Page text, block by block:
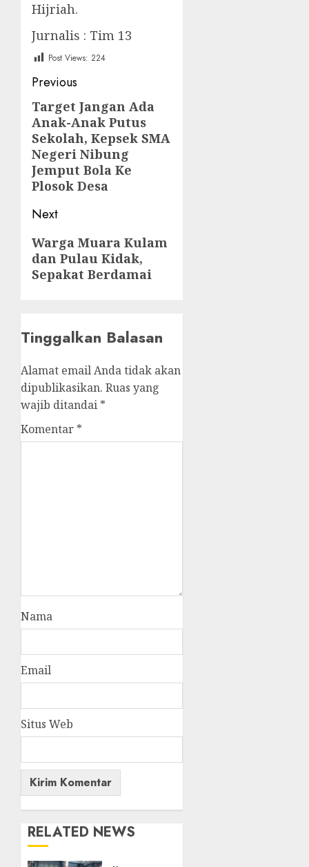
Hijriah.
Jurnalis : Tim 13
Post Views: 224
Post
navigation
Previous
Previous
post:
Target Jangan Ada
Anak-Anak Putus
Sekolah, Kepsek SMA
Negeri Nibung
Jemput Bola Ke
Plosok Desa
Next
Next
post:
Warga Muara Kulam
dan Pulau Kidak,
Sepakat Berdamai
Tinggalkan Balasan
Alamat email Anda tidak akan
dipublikasikan. Ruas yang
wajib ditandai *
Komentar *
Nama
Email
Situs Web
RELATED NEWS